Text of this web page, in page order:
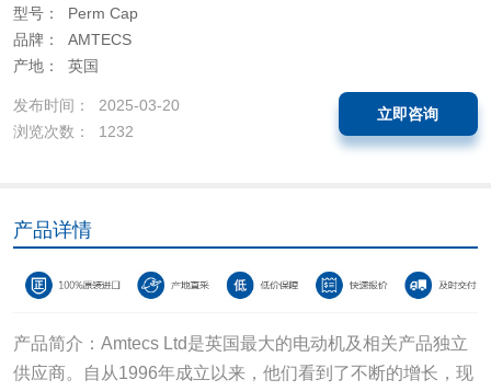
型号： Perm Cap
品牌： AMTECS
产地： 英国
发布时间： 2025-03-20
浏览次数： 1232
立即咨询
产品详情
产品简介：Amtecs Ltd是英国最大的电动机及相关产品独立
供应商。自从1996年成立以来，他们看到了不断的增长，现